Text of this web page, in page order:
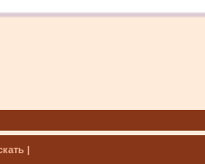
|